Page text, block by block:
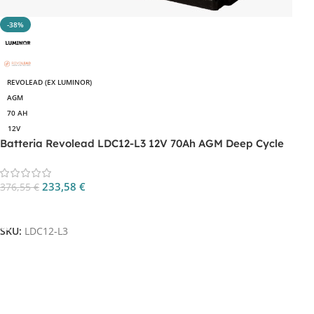
-38%
REVOLEAD (EX LUMINOR)
AGM
70 AH
12V
Batteria Revolead LDC12-L3 12V 70Ah AGM Deep Cycle
376,55€ 233,58 €
SKU: LDC12-L3